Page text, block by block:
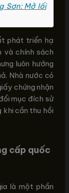
Sơn: Mở lối
phát triển hạ
chính sách
luôn hướng
Nhà nước có
chứng nhận
mục đích sử
khi cần thu hồi
cấp quốc
là một phần